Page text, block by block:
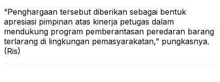
“Penghargaan tersebut diberikan sebagai bentuk
apresiasi pimpinan atas kinerja petugas dalam
mendukung program pemberantasan peredaran barang
terlarang di lingkungan pemasyarakatan,” pungkasnya.
(Ris)